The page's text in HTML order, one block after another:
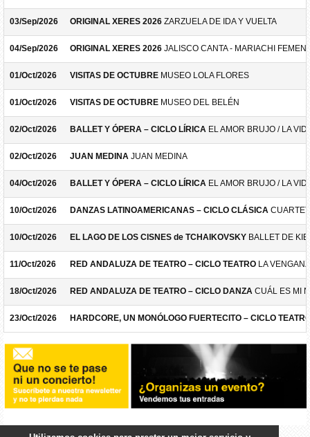
03/Sep/2026 ORIGINAL XERES 2026 ZARZUELA DE IDA Y VUELTA
04/Sep/2026 ORIGINAL XERES 2026 JALISCO CANTA - MARIACHI
01/Oct/2026 VISITAS DE OCTUBRE MUSEO LOLA FLORES
01/Oct/2026 VISITAS DE OCTUBRE MUSEO DEL BELÉN
02/Oct/2026 BALLET Y ÓPERA – CICLO LÍRICA EL AMOR BRUJO / LA
02/Oct/2026 JUAN MEDINA JUAN MEDINA
04/Oct/2026 BALLET Y ÓPERA – CICLO LÍRICA EL AMOR BRUJO / LA
10/Oct/2026 DANZAS LATINOAMERICANAS – CICLO CLÁSICA
10/Oct/2026 EL LAGO DE LOS CISNES de TCHAIKOVSKY BALLET DE
11/Oct/2026 RED ANDALUZA DE TEATRO – CICLO TEATRO LA
18/Oct/2026 RED ANDALUZA DE TEATRO – CICLO DANZA CUÁL ES MI
23/Oct/2026 HARDCORE, UN MONÓLOGO FUERTECITO – CICLO